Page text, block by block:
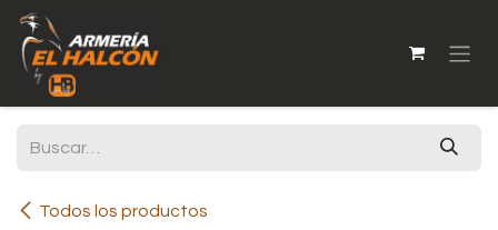
Ir al contenido
Todos los productos